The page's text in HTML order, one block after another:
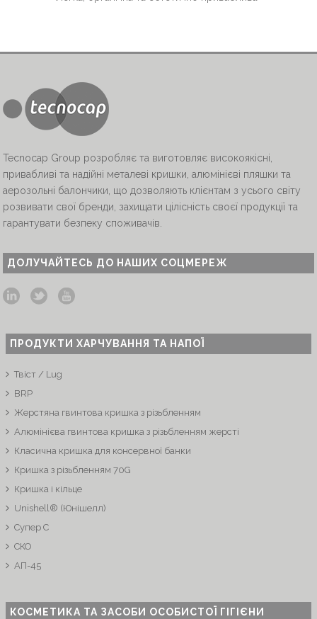
Tecnocap Group розробляє та виготовляє високоякісні,
привабливі та надійні металеві кришки, алюмінієві пляшки та
аерозольні балончики, що дозволяють клієнтам з усього світу
розвивати свої бренди, захищати цілісність своєї продукції та
гарантувати безпеку споживачів.
ДОЛУЧАЙТЕСЬ ДО НАШИХ СОЦМЕРЕЖ
ПРОДУКТИ ХАРЧУВАННЯ ТА НАПОЇ
Твіст / Lug
BRP
Жерстяна гвинтова кришка з різьбленням
Алюмінієва гвинтова кришка з різьбленням жерсті
Класична кришка для консервної банки
Кришка з різьбленням 70G
Кришка і кільце
Unishell® (Юнішелл)
Супер C
СКО
АП-45
КОСМЕТИКА ТА ЗАСОБИ ОСОБИСТОЇ ГІГІЄНИ